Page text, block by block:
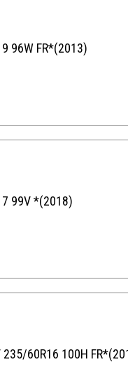
96W FR*(2013)
99V *(2018)
235/60R16 100H